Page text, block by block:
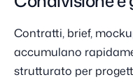
Contratti, brief,
accumulano
strutturato per